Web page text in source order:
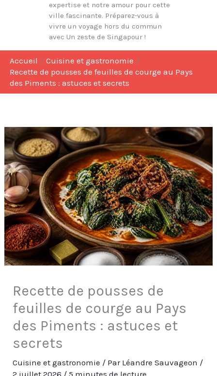
expertise et notre amour pour cette
ville fascinante. Préparez-vous à
vivre un voyage hors du commun
avec Un zeste de Singapour !
Accueil
Cuisine et gastronomie
Recette de pousses de feuilles de courge au Pays
des Piments : astuces et secrets
Recette de pousses de
feuilles de courge au Pays
des Piments : astuces et
secrets
Cuisine et gastronomie / Par Léandre Sauvageon /